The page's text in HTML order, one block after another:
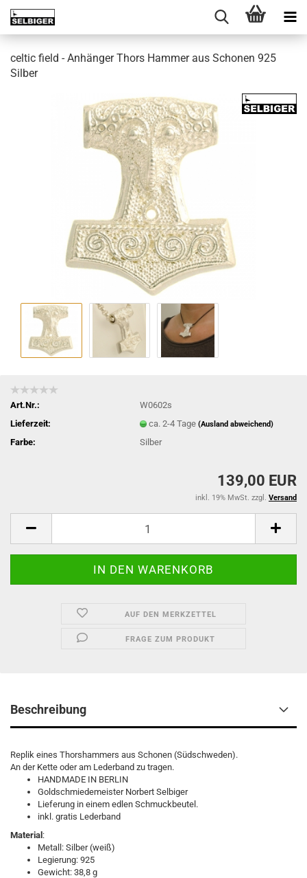
celtic field - Anhänger Thors Hammer aus Schonen 925
Silber
Art.Nr.:
W0602s
Lieferzeit:
ca. 2-4 Tage(Ausland abweichend)
Farbe: Silber
139,00 EUR
inkl. 19% MwSt. zzgl. Versand
AUF DEN MERKZETTEL
FRAGE ZUM PRODUKT
Beschreibung
Replik eines Thorshammers aus Schonen (Südschweden).
An der Kette oder am Lederband zu tragen.
HANDMADE IN BERLIN
Goldschmiedemeister Norbert Selbiger
Lieferung in einem edlen Schmuckbeutel.
inkl. gratis Lederband
Material :
Metall: Silber (weiß)
Legierung: 925
Gewicht: 38,8 g